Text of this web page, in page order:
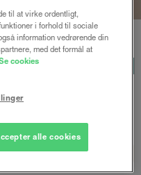
25mm
25mm
Både online og i gardinbussen
Læs opmålingsvejledningen
til at virke ordentligt,
i forhold til sociale
information vedrørende din
med det formål at
cookies
alle cookies